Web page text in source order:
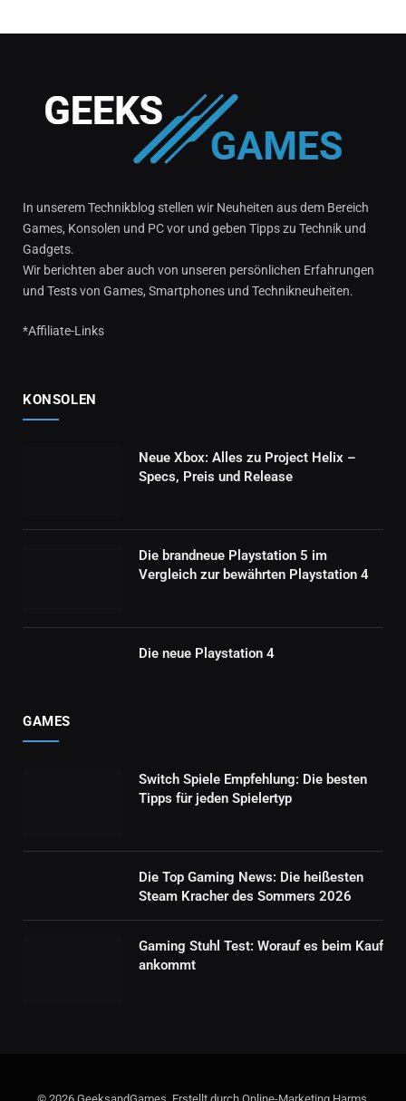
In unserem Technikblog stellen wir Neuheiten aus dem Bereich
Games, Konsolen und PC vor und geben Tipps zu Technik und
Gadgets.
Wir berichten aber auch von unseren persönlichen Erfahrungen
und Tests von Games, Smartphones und Technikneuheiten.
*Affiliate-Links
KONSOLEN
Neue Xbox: Alles zu Project Helix –
Specs, Preis und Release
Die brandneue Playstation 5 im
Vergleich zur bewährten Playstation 4
Die neue Playstation 4
GAMES
Switch Spiele Empfehlung: Die besten
Tipps für jeden Spielertyp
Die Top Gaming News: Die heißesten
Steam Kracher des Sommers 2026
Gaming Stuhl Test: Worauf es beim Kauf
ankommt